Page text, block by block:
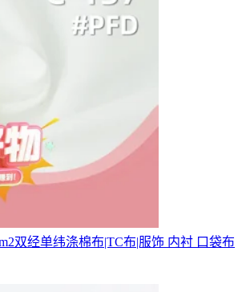
双经单纬涤棉布|TC布|服饰 内衬 口袋布